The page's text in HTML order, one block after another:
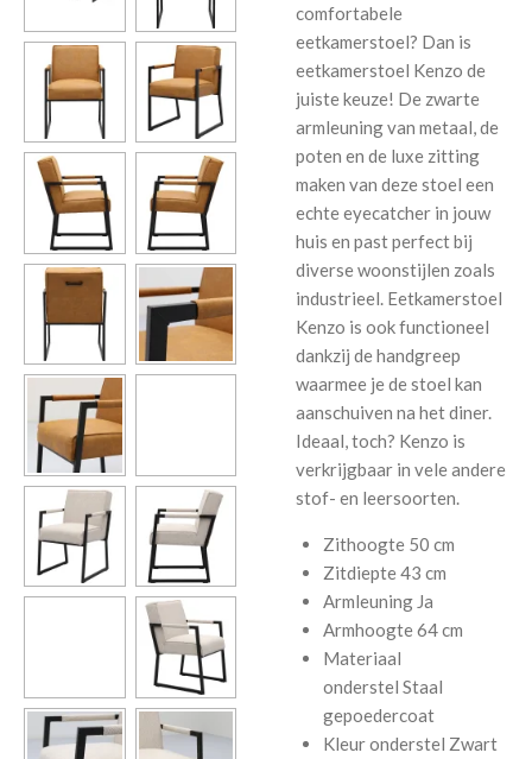
comfortabele
eetkamerstoel? Dan is
eetkamerstoel Kenzo de
juiste keuze! De zwarte
armleuning van metaal, de
poten en de luxe zitting
maken van deze stoel een
echte eyecatcher in jouw
huis en past perfect bij
diverse woonstijlen zoals
industrieel. Eetkamerstoel
Kenzo is ook functioneel
dankzij de handgreep
waarmee je de stoel kan
aanschuiven na het diner.
Ideaal, toch? Kenzo is
verkrijgbaar in vele andere
stof- en leersoorten.
Zithoogte 50 cm
Zitdiepte43 cm
Armleuning Ja
Armhoogte64 cm
Materiaal
onderstel Staal
gepoedercoat
Kleur onderstel Zwart